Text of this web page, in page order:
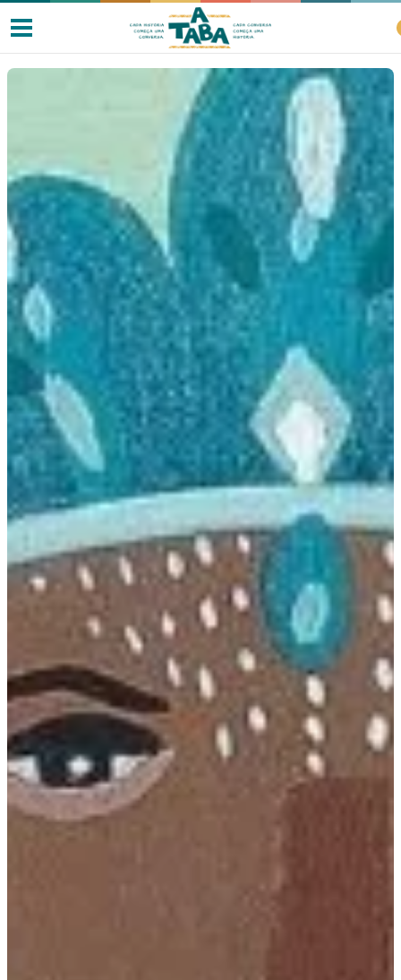
Resenhas
Clube de Leitores
Listas
Como ler?
Na escola
Na família
Colunas
Conteúdos
Colecionáveis
Cursos On line
E-Books
Eventos
Podcast